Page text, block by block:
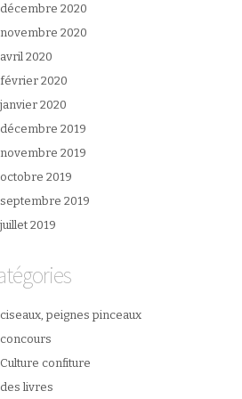
décembre 2020
novembre 2020
avril 2020
février 2020
janvier 2020
décembre 2019
novembre 2019
octobre 2019
septembre 2019
juillet 2019
ciseaux, peignes pinceaux
concours
Culture confiture
des livres